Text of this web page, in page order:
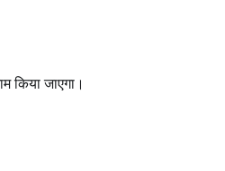
किया जाएगा।